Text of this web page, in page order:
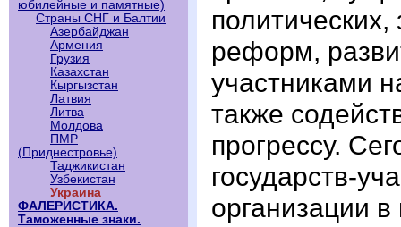
юбилейные и памятные)
Страны СНГ и Балтии
Азербайджан
Армения
Грузия
Казахстан
Кыргызстан
Латвия
Литва
Молдова
ПМР
(Приднестровье)
Таджикистан
Узбекистан
Украина
ФАЛЕРИСТИКА.
Таможенные знаки.
политических,
реформ,
участниками
также
прогрессу.
государств-
организации